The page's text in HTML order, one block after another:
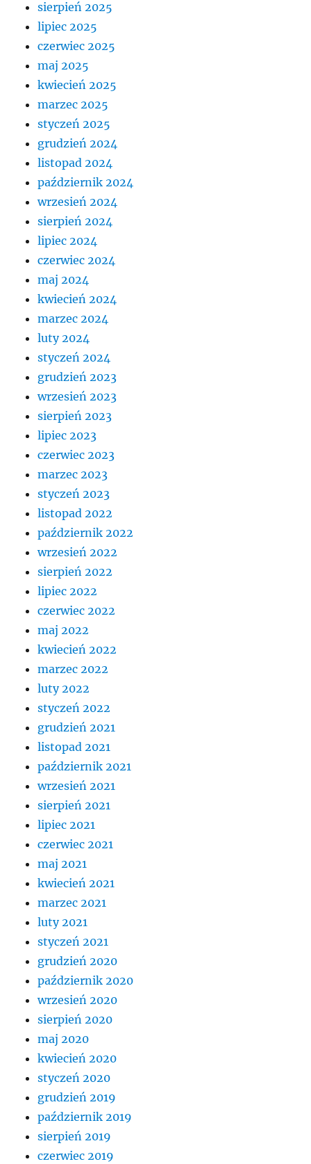
sierpień 2025
lipiec 2025
czerwiec 2025
maj 2025
kwiecień 2025
marzec 2025
styczeń 2025
grudzień 2024
listopad 2024
październik 2024
wrzesień 2024
sierpień 2024
lipiec 2024
czerwiec 2024
maj 2024
kwiecień 2024
marzec 2024
luty 2024
styczeń 2024
grudzień 2023
wrzesień 2023
sierpień 2023
lipiec 2023
czerwiec 2023
marzec 2023
styczeń 2023
listopad 2022
październik 2022
wrzesień 2022
sierpień 2022
lipiec 2022
czerwiec 2022
maj 2022
kwiecień 2022
marzec 2022
luty 2022
styczeń 2022
grudzień 2021
listopad 2021
październik 2021
wrzesień 2021
sierpień 2021
lipiec 2021
czerwiec 2021
maj 2021
kwiecień 2021
marzec 2021
luty 2021
styczeń 2021
grudzień 2020
październik 2020
wrzesień 2020
sierpień 2020
maj 2020
kwiecień 2020
styczeń 2020
grudzień 2019
październik 2019
sierpień 2019
czerwiec 2019